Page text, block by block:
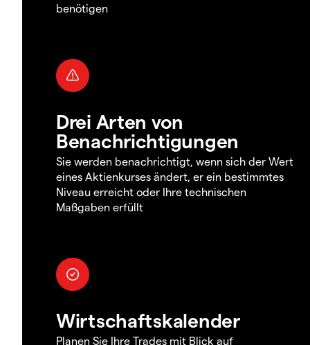
benötigen
Drei Arten von
Benachrichtigungen
Sie werden benachrichtigt, wenn sich der Wert
eines Aktienkurses ändert, er ein bestimmtes
Niveau erreicht oder Ihre technischen
Maßgaben erfüllt
Wirtschaftskalender
Planen Sie Ihre Trades mit Blick auf